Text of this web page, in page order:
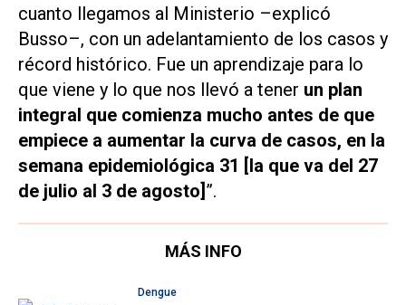
cuanto llegamos al Ministerio –explicó
Busso–, con un adelantamiento de los casos y
récord histórico. Fue un aprendizaje para lo
que viene y lo que nos llevó a tener un plan
integral que comienza mucho antes de que
empiece a aumentar la curva de casos, en la
semana epidemiológica 31 [la que va del 27
de julio al 3 de agosto] ”.
MÁS INFO
Dengue